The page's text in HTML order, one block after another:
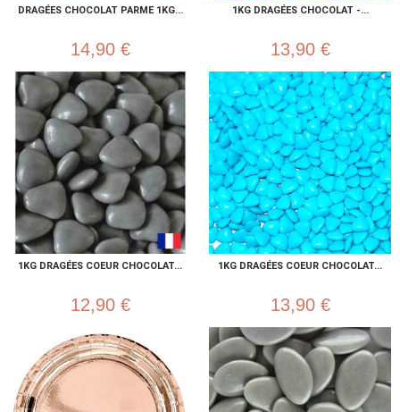
DRAGÉES CHOCOLAT PARME 1KG...
14,90 €
1KG DRAGÉES CHOCOLAT -...
13,90 €
1KG DRAGÉES COEUR CHOCOLAT...
12,90 €
1KG DRAGÉES COEUR CHOCOLAT...
13,90 €